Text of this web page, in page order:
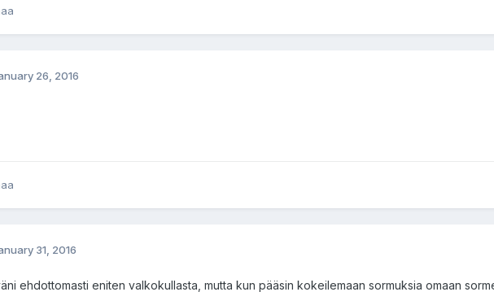
26, 2016
31, 2016
ehdottomasti eniten valkokullasta, mutta kun pääsin kokeilemaan sormuksia omaan